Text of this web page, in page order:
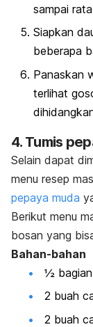
sampai
Siapkan
beberapa
Panaskan
terlihat
4. Tumis
Selain dapat
menu resep
pepaya muda
Berikut menu
bosan yang
Bahan-bahan
½ bagian
2 buah
2 buah